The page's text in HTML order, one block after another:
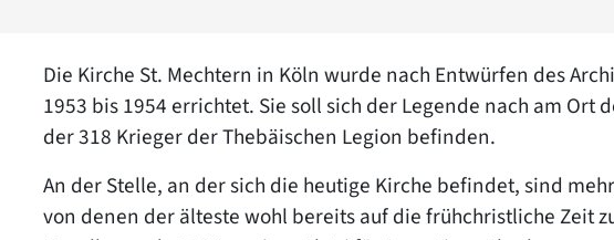
Die Kirche St. Mechtern in Köln wurde nach Entwürfen des
1953 bis 1954 errichtet. Sie soll sich der Legende nach am Ort
der 318 Krieger der Thebäischen Legion befinden.
An der Stelle, an der sich die heutige Kirche befindet, sind
von denen der älteste wohl bereits auf die frühchristliche Zeit